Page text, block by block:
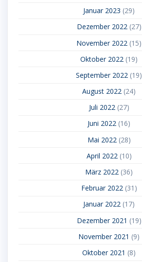
Januar 2023 (29)
Dezember 2022(27)
November 2022 (15)
Oktober 2022 (19)
September 2022 (19)
August 2022 (24)
Juli 2022(27)
Juni 2022 (16)
Mai 2022 (28)
April 2022(10)
März 2022 (36)
Februar 2022(31)
Januar 2022 (17)
Dezember 2021 (19)
November 2021 (9)
Oktober 2021 (8)